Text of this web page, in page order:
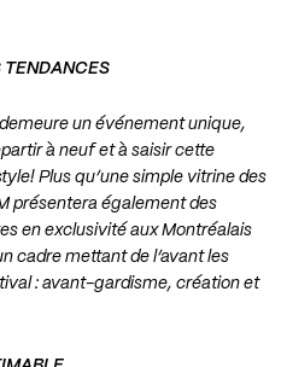
TENDANCES
un événement unique,
à neuf et à saisir cette
Plus qu’une simple vitrine des
présentera également des
en exclusivité aux Montréalais
cadre mettant de l’avant les
: avant-gardisme, création et